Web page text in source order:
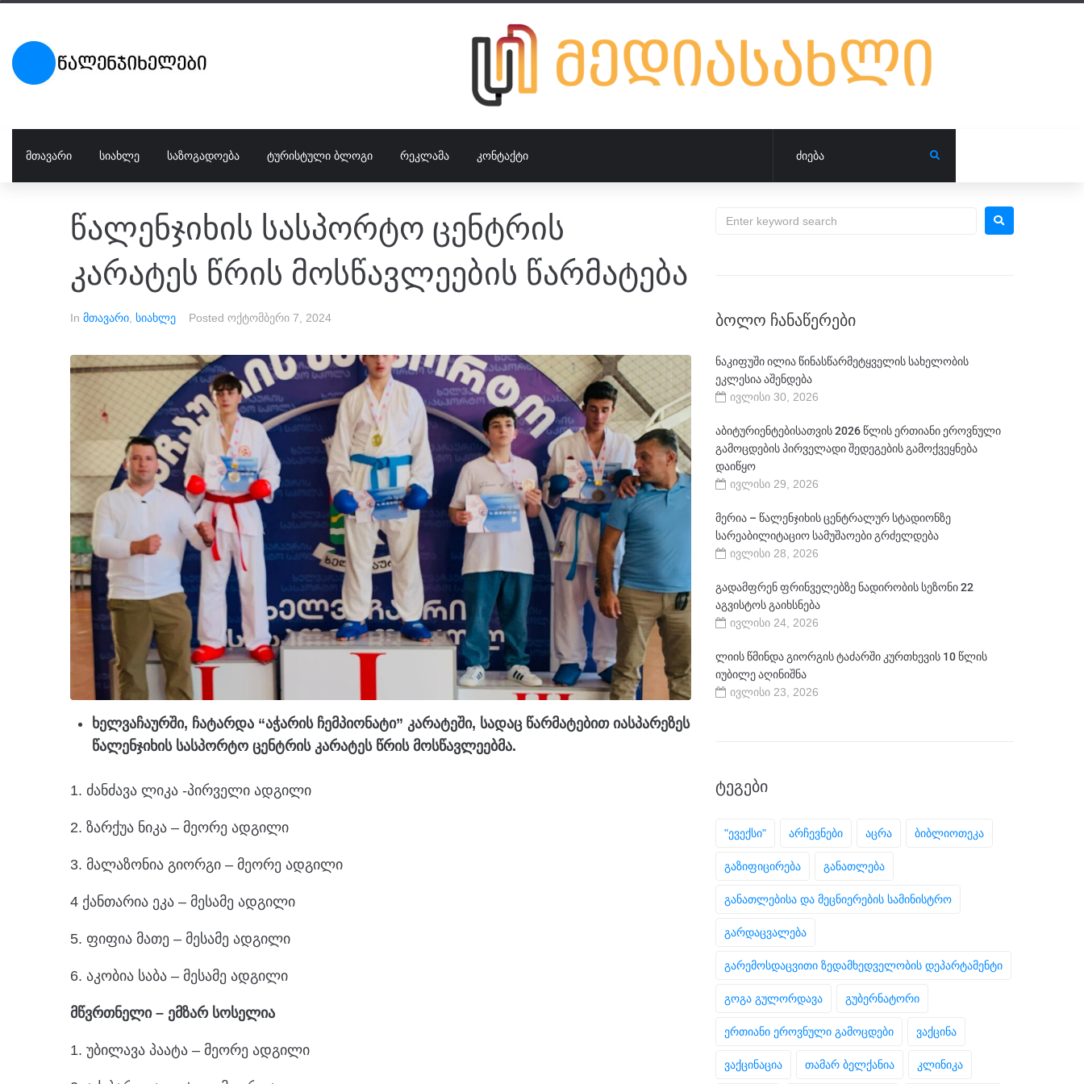
ᲛᲗᲐᲕᲐᲠᲘ ᲡᲘᲐᲮᲚᲔ ᲡᲐᲖᲝᲒᲐᲓᲝᲔᲑᲐ ᲢᲣᲠᲘᲡᲢᲣᲚᲘ ᲑᲚᲝᲒᲘ ᲠᲔᲙᲚᲐᲛᲐ ᲙᲝᲜᲢᲐᲥᲢᲘ
წალენჯიხის სასპორტო ცენტრის
კარატეს წრის მოსწავლეების წარმატება
In მთავარი სიახლე Posted ოქტომბერი 7, 2024
ხელვაჩაურში, ჩატარდა “აჭარის ჩემპიონატი” კარატეში, სადაც წარმატებით იასპარეზეს
წალენჯიხის სასპორტო ცენტრის კარატეს წრის მოსწავლეებმა.
1. ძანძავა ლიკა -პირველი ადგილი
2. ზარქუა ნიკა – მეორე ადგილი
3. მალაზონია გიორგი – მეორე ადგილი
4 ქანთარია ეკა – მესამე ადგილი
5. ფიფია მათე – მესამე ადგილი
6. აკობია საბა – მესამე ადგილი
მწვრთნელი – ემზარ სოსელია
1. უბილავა პაატა – მეორე ადგილი
ᲑᲝᲚᲝ ᲩᲐᲜᲐᲬᲔᲠᲔᲑᲘ
ნაკიფუში ილია წინასწარმეტყველის სახელობის
ეკლესია აშენდება
ივლისი 30, 2026
აბიტურიენტებისათვის 2026 წლის ერთიანი ეროვნული
გამოცდების პირველადი შედეგების გამოქვეყნება
დაიწყო
ივლისი 29, 2026
მერია – წალენჯიხის ცენტრალურ სტადიონზე
სარეაბილიტაციო სამუშაოები გრძელდება
ივლისი 28, 2026
გადამფრენ ფრინველებზე ნადირობის სეზონი 22
აგვისტოს გაიხსნება
ივლისი 24, 2026
ლიის წმინდა გიორგის ტაძარში კურთხევის 10 წლის
იუბილე აღინიშნა
ივლისი 23, 2026
ᲢᲔᲒᲔᲑᲘ
"ევექსი" არჩევნები აცრა ბიბლიოთეკა
გაზიფიცირება განათლება
განათლებისა და მეცნიერების სამინისტრო
გარდაცვალება
გარემოსდაცვითი ზედამხედველობის დეპარტამენტი
გოგა გულორდავა გუბერნატორი
ერთიანი ეროვნული გამოცდები ვაქცინა
ვაქცინაცია თამარ ბელქანია კლინიკა